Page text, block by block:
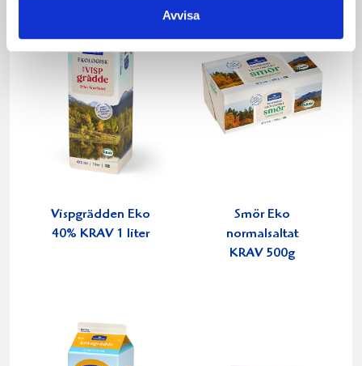
Avvisa
Vispgrädden Eko
40% KRAV 1 liter
Smör Eko
normalsaltat
KRAV 500g